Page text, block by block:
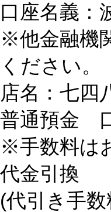
口座名義
※他金融機
ください。
店名：七
普通預金
※手数料は
代金引換
(代引き手数